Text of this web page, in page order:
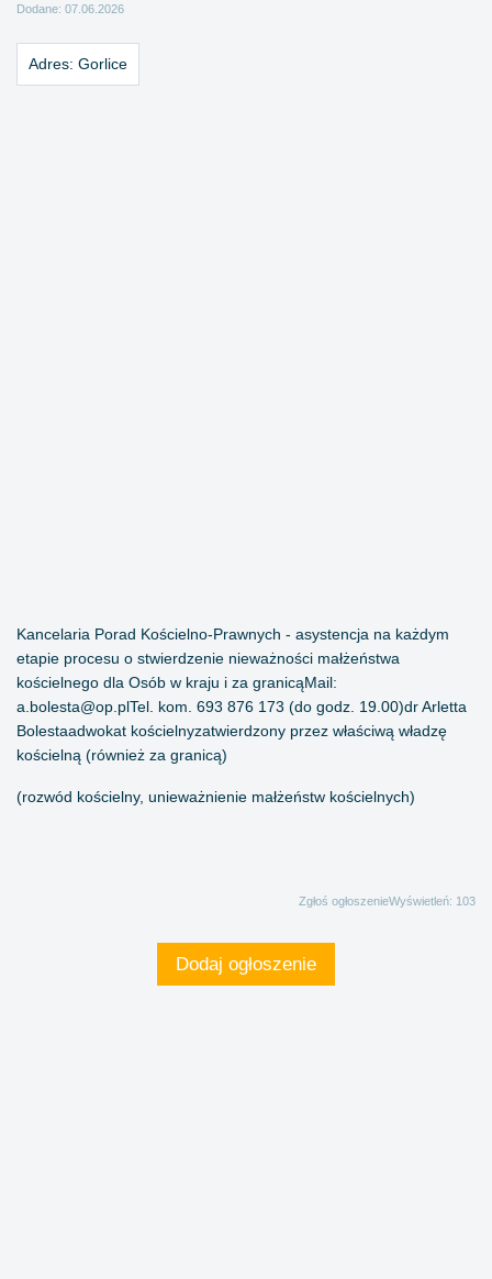
Dodane: 07.06.2026
Adres: Gorlice
Kancelaria Porad Kościelno-Prawnych - asystencja na każdym
etapie procesu o stwierdzenie nieważności małżeństwa
kościelnego dla Osób w kraju i za granicąMail:
a.bolesta@op.plTel . kom. 693 876 173 (do godz. 19.00)dr Arletta
Bolestaadwokat kościelnyzatwierdzony przez właściwą władzę
kościelną (również za granicą)
(rozwód kościelny, unieważnienie małżeństw kościelnych)
Zgłoś ogłoszenieWyświetleń: 103
Dodaj ogłoszenie